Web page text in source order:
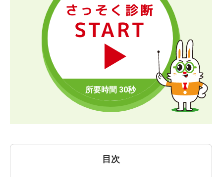
さっそく診断
START
目次